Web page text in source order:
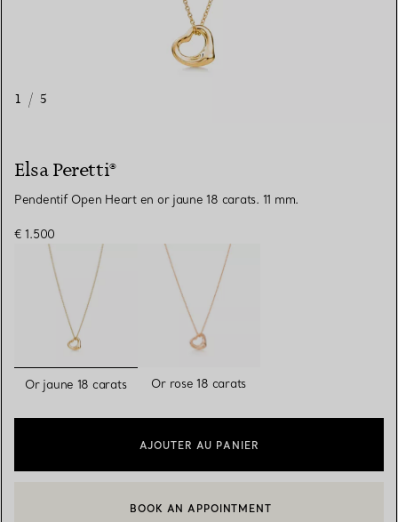
1 / 5
Elsa Peretti®
Pendentif Open Heart en or jaune 18 carats. 11 mm.
€ 1.500
sélectionnés
Or jaune 18 carats Or rose 18 carats
AJOUTER AU PANIER
CONTACTER UN CONSEILLER CLIENT OU PRENDRE RENDEZ-
BOOK AN APPOINTMENT